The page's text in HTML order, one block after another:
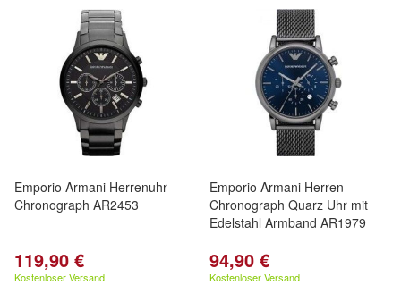
Emporio Armani Herrenuhr
Chronograph AR2453
119,90 €
Kostenloser Versand
Emporio Armani Herren
Chronograph Quarz Uhr mit
Edelstahl Armband AR1979
94,90 €
Kostenloser Versand